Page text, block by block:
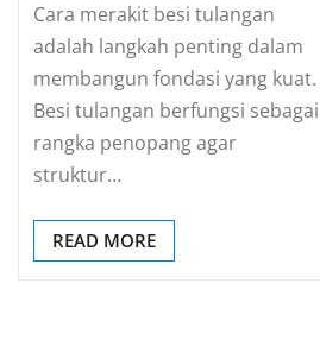
Cara merakit besi tulangan
adalah langkah penting dalam
membangun fondasi yang kuat.
Besi tulangan berfungsi sebagai
rangka penopang agar
struktur…
READ MORE